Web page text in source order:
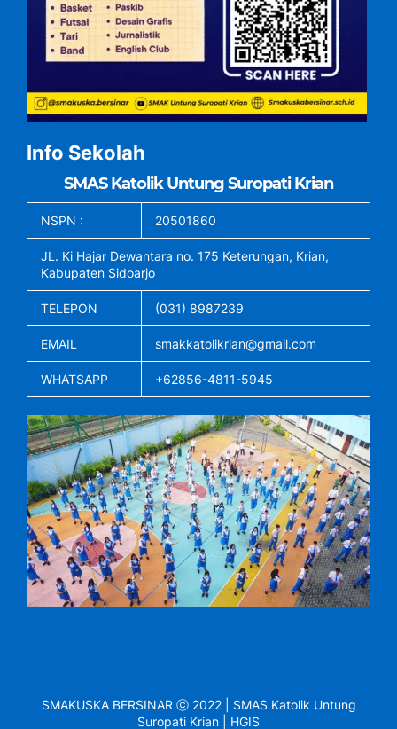
Info Sekolah
SMAS Katolik Untung Suropati Krian
NSPN : 20501860
JL. Ki Hajar Dewantara no. 175 Keterungan, Krian,
Kabupaten Sidoarjo
TELEPON (031) 8987239
EMAIL smakkatolikrian@gmail.com
WHATSAPP +62856-4811-5945
SMAKUSKA BERSINAR ⓒ 2022 | SMAS Katolik Untung
Suropati Krian | HGIS